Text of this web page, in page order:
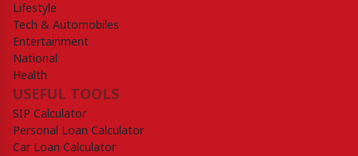
Lifestyle
Tech & Automobiles
Entertainment
National
Health
USEFUL TOOLS
SIP Calculator
Personal Loan Calculator
Car Loan Calculator